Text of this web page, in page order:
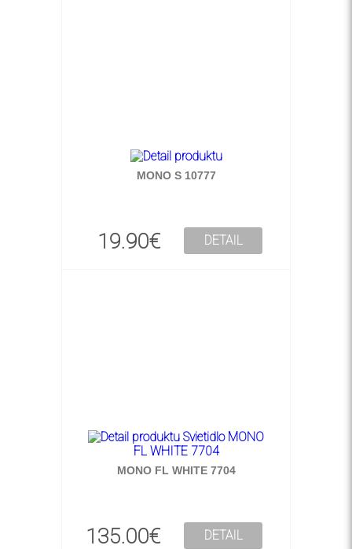
MONO S 10777
19.90€ DETAIL
MONO FL WHITE 7704
135.00€ DETAIL